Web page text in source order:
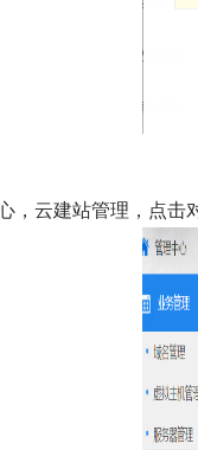
，云建站管理，点击